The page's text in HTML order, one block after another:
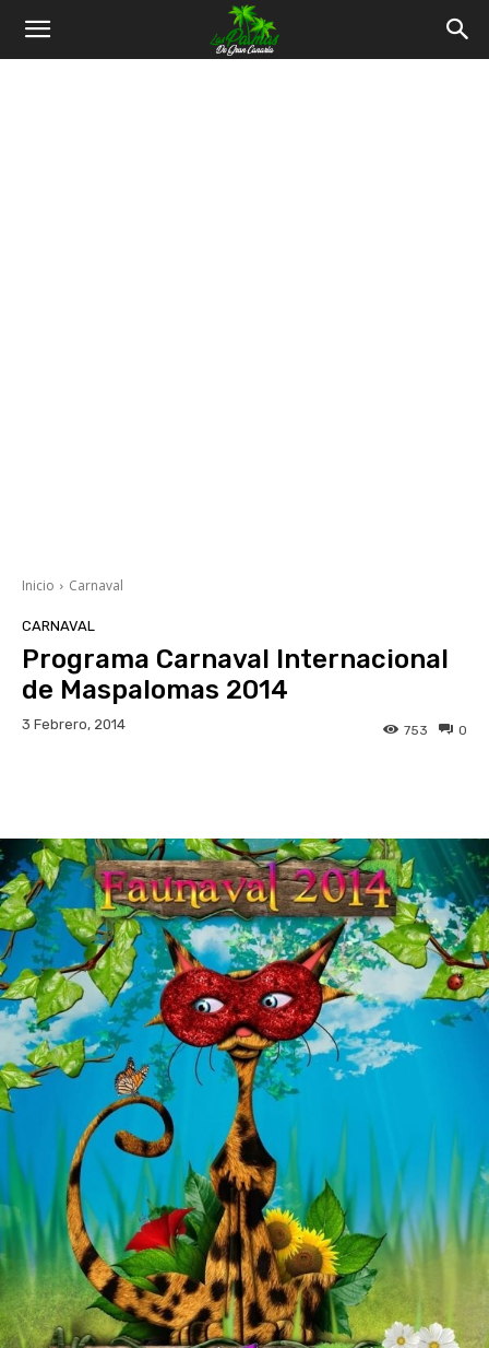
Inicio Carnaval
CARNAVAL
Programa Carnaval Internacional
de Maspalomas 2014
3 Febrero, 2014 0
753